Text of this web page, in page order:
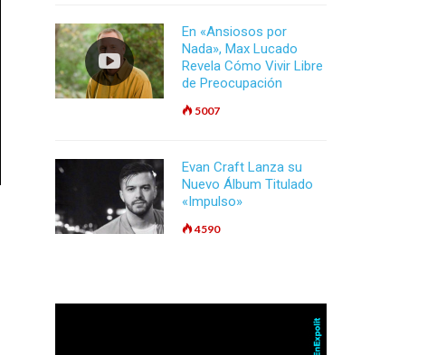
En «Ansiosos por
Nada», Max Lucado
Revela Cómo Vivir Libre
de Preocupación
5007
Evan Craft Lanza su
Nuevo Álbum Titulado
«Impulso»
4590